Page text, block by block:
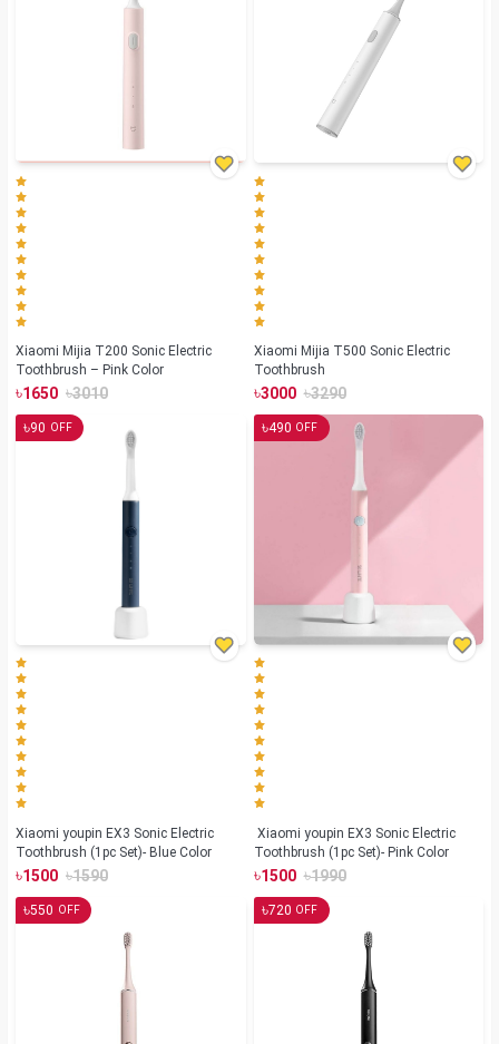
Xiaomi Mijia T200 Sonic Electric
Toothbrush – Pink Color
৳1650 ৳3010
Xiaomi Mijia T500 Sonic Electric
Toothbrush
৳3000 ৳3290
৳90 OFF
Xiaomi youpin EX3 Sonic Electric
Toothbrush (1pc Set)- Blue Color
৳1500 ৳1590
৳490 OFF
Toothbrush (1pc Set)- Pink Color
৳1500 ৳1990
৳550 OFF ৳720 OFF